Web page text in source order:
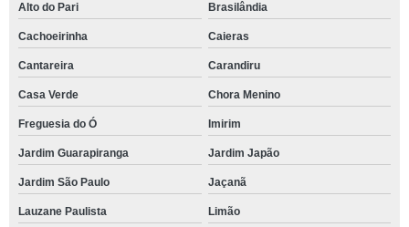
Alto do Pari
Brasilândia
Cachoeirinha Caieras
Cantareira Carandiru
Casa Verde Chora Menino
Freguesia do Ó Imirim
Jardim Guarapiranga Jardim Japão
Jardim São Paulo Jaçanã
Lauzane Paulista Limão